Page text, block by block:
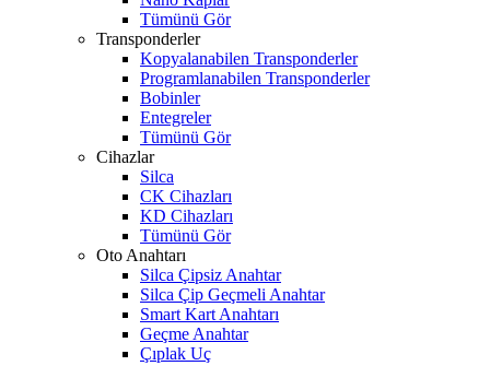
Tümünü Gör
Transponderler
Kopyalanabilen Transponderler
Programlanabilen Transponderler
Bobinler
Entegreler
Tümünü Gör
Cihazlar
Silca
CK Cihazları
KD Cihazları
Tümünü Gör
Oto Anahtarı
Silca Çipsiz Anahtar
Silca Çip Geçmeli Anahtar
Smart Kart Anahtarı
Geçme Anahtar
Çıplak Uç